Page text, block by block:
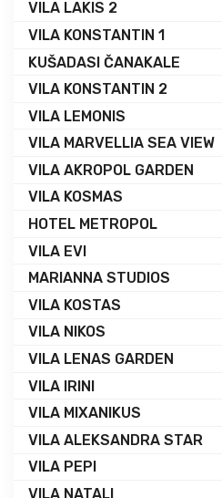
VILA LAKIS 2
VILA KONSTANTIN 1
KUŠADASI ČANAKALE
VILA KONSTANTIN 2
VILA LEMONIS
VILA MARVELLIA SEA VIEW
VILA AKROPOL GARDEN
VILA KOSMAS
HOTEL METROPOL
VILA EVI
MARIANNA STUDIOS
VILA KOSTAS
VILA NIKOS
VILA LENAS GARDEN
VILA IRINI
VILA MIXANIKUS
VILA ALEKSANDRA STAR
VILA PEPI
VILA NATALI